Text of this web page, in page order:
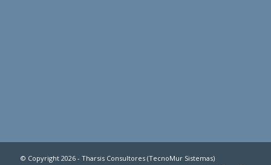
© Copyright 2026 - Tharsis Consultores (TecnoMur Sistemas)